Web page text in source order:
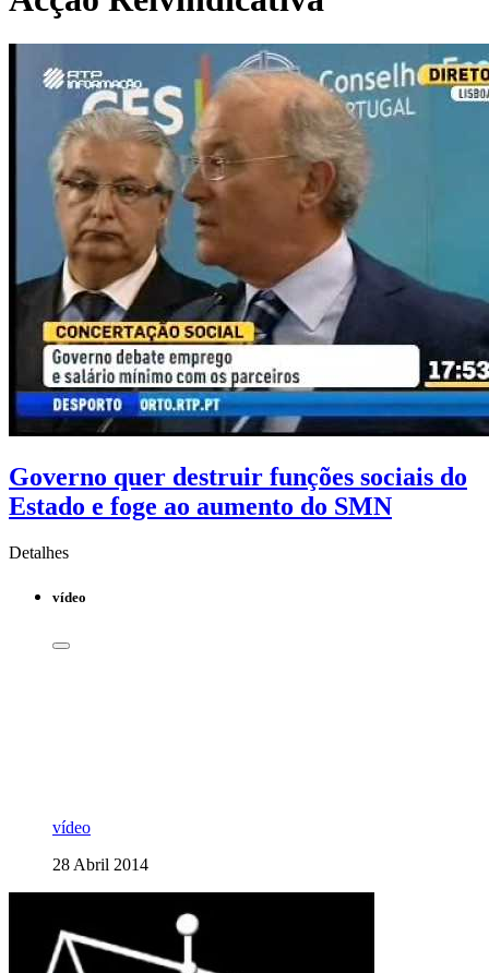
Governo quer destruir funções sociais do
Estado e foge ao aumento do SMN
Detalhes
vídeo
vídeo
28 Abril 2014